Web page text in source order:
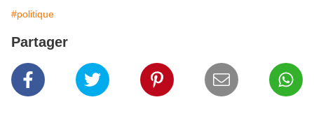
#politique
Partager